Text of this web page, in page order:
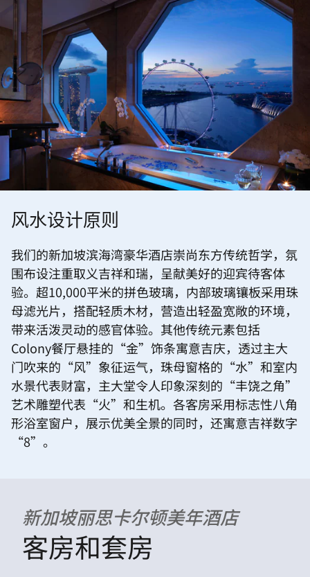
风水设计原则
我们的新加坡滨海湾豪华酒店崇尚东方传统哲学，氛
围布设注重取义吉祥和瑞，呈献美好的迎宾待客体
验。超10,000平米的拼色玻璃，内部玻璃镶板采用珠
母滤光片，搭配轻质木材，营造出轻盈宽敞的环境，
带来活泼灵动的感官体验。其他传统元素包括
Colony餐厅悬挂的“金”饰条寓意吉庆，透过主大
门吹来的“风”象征运气，珠母窗格的“水”和室内
水景代表财富，主大堂令人印象深刻的“丰饶之角”
艺术雕塑代表“火”和生机。各客房采用标志性八角
形浴室窗户，展示优美全景的同时，还寓意吉祥数字
“8”。
新加坡丽思卡尔顿美年酒店
客房和套房